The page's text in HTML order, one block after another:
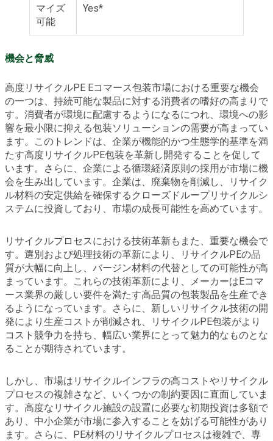
マイズ
可能
Yes*
機会と脅威
高度リサイクルPE Eコマース包装市場における重要な機会
の一つは、持続可能な製品に対する消費者の嗜好の高まりで
す。消費者が環境に配慮するようになるにつれ、環境への影
響を最小限に抑える包装ソリューションの需要が高まってい
ます。このトレンドは、企業が機能的かつ生態学的基準を満
たす高度リサイクルPE包装を革新し開発することを促して
います。さらに、企業による循環経済原則の採用が市場に機
会を生み出しています。企業は、廃棄物を削減し、リサイク
ル材料の安定供給を確保するクローズドループリサイクルシ
ステムに投資しており、市場の成長可能性を高めています。
リサイクルプロセスにおける技術革新もまた、重要な機会で
す。選別および処理技術の革新により、リサイクルPEの品
質が大幅に向上し、バージン材料の代替としての可能性が高
まっています。これらの技術革新により、メーカーはEコマ
ース業界の厳しい要件を満たす高品質の包装製品を生産でき
るようになっています。さらに、新しいリサイクル技術の開
発により生産コストが削減され、リサイクルPE包装がより
コスト競争力を持ち、幅広い業界にとって魅力的なものとな
ることが期待されています。
しかし、市場はリサイクルインフラの高コストやリサイクル
プロセスの複雑さなど、いくつかの制約要因に直面していま
す。高度なリサイクル施設の設置に必要な初期投資は多額で
あり、中小企業が市場に参入することを妨げる可能性があり
ます。さらに、PE材料のリサイクルプロセスは複雑で、専